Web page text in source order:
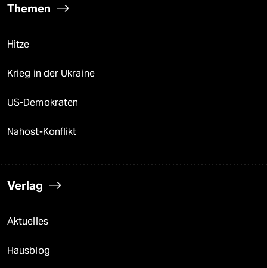
Themen
Hitze
Krieg in der Ukraine
US-Demokraten
Nahost-Konflikt
Verlag
Aktuelles
Hausblog